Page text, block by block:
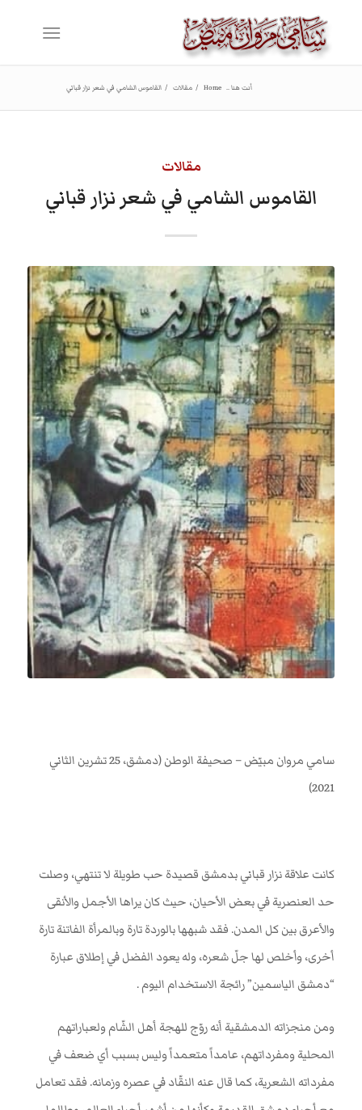
أنت هنا .. Home
/ مقالات / القاموس الشامي في شعر نزار قباني
مقالات
القاموس الشامي في شعر نزار قباني
سامي مروان مبيّض – صحيفة الوطن (دمشق، 25 تشرين الثاني
2021)
كانت علاقة نزار قباني بدمشق قصيدة حب طويلة لا تنتهي، وصلت
حد العنصرية في بعض الأحيان، حيث كان يراها الأجمل والأنقى
والأعرق بين كل المدن. فقد شبهها بالوردة تارة وبالمرأة الفاتنة تارة
أخرى، وأخلص لها جلّ شعره، وله يعود الفضل في إطلاق عبارة
“دمشق الياسمين” رائجة الاستخدام اليوم.
ومن منجزاته الدمشقية أنه روّج للهجة أهل الشّام ولعباراتهم
المحلية ومفرداتهم، عامداً متعمداً وليس بسبب أي ضعف في
مفرداته الشعرية، كما قال عنه النقّاد في عصره وزمانه. فقد تعامل